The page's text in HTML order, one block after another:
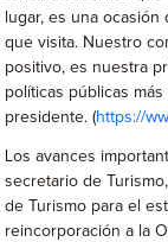
lugar, es una
que visita. Nuestro
positivo, es nuestra
políticas públicas
presidente. (https://
Los avances
secretario de
de Turismo para el
reincorporación a la